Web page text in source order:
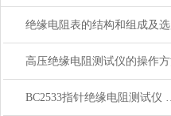
绝缘电阻表的结构和组成及选
高压绝缘电阻测试仪的操作
BC2533指针绝